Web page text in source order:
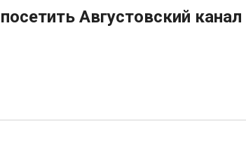
Августовский канал